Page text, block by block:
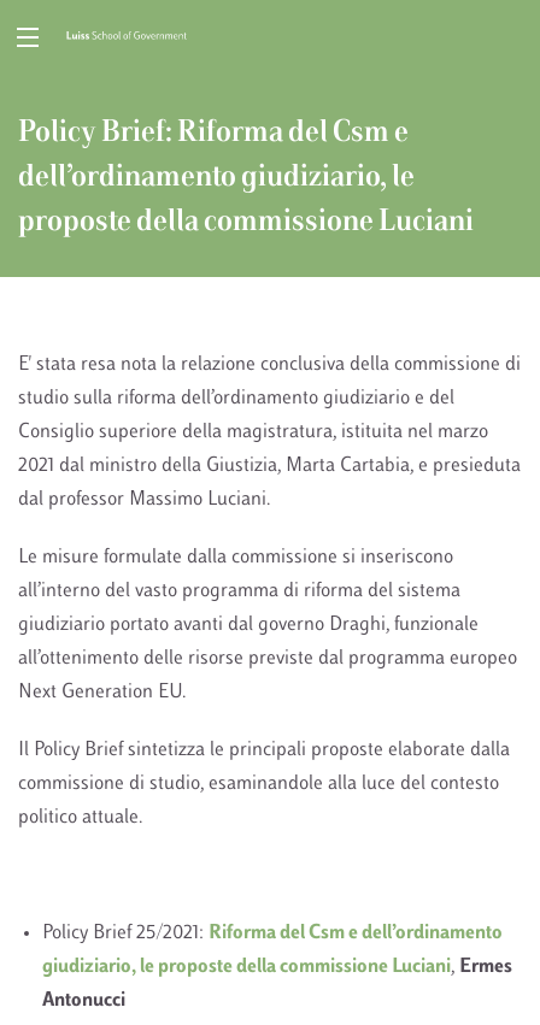
Policy Brief: Riforma del Csm e
dell’ordinamento giudiziario, le
proposte della commissione Luciani
E' stata resa nota la relazione conclusiva della commissione di
studio sulla riforma dell’ordinamento giudiziario e del
Consiglio superiore della magistratura, istituita nel marzo
2021 dal ministro della Giustizia, Marta Cartabia, e presieduta
dal professor Massimo Luciani.
Le misure formulate dalla commissione si inseriscono
all’interno del vasto programma di riforma del sistema
giudiziario portato avanti dal governo Draghi, funzionale
all’ottenimento delle risorse previste dal programma europeo
Next Generation EU.
Il Policy Brief sintetizza le principali proposte elaborate dalla
commissione di studio, esaminandole alla luce del contesto
politico attuale.
Policy Brief 25/2021: Riforma del Csm e dell’ordinamento
giudiziario, le proposte della commissione Luciani, Ermes
Antonucci